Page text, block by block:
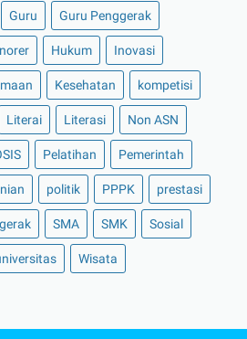
Guru Guru Penggerak
Hukum Inovasi
Kesehatan kompetisi
Literai Literasi Non ASN
Pelatihan Pemerintah
politik PPPK prestasi
SMA SMK Sosial
Wisata